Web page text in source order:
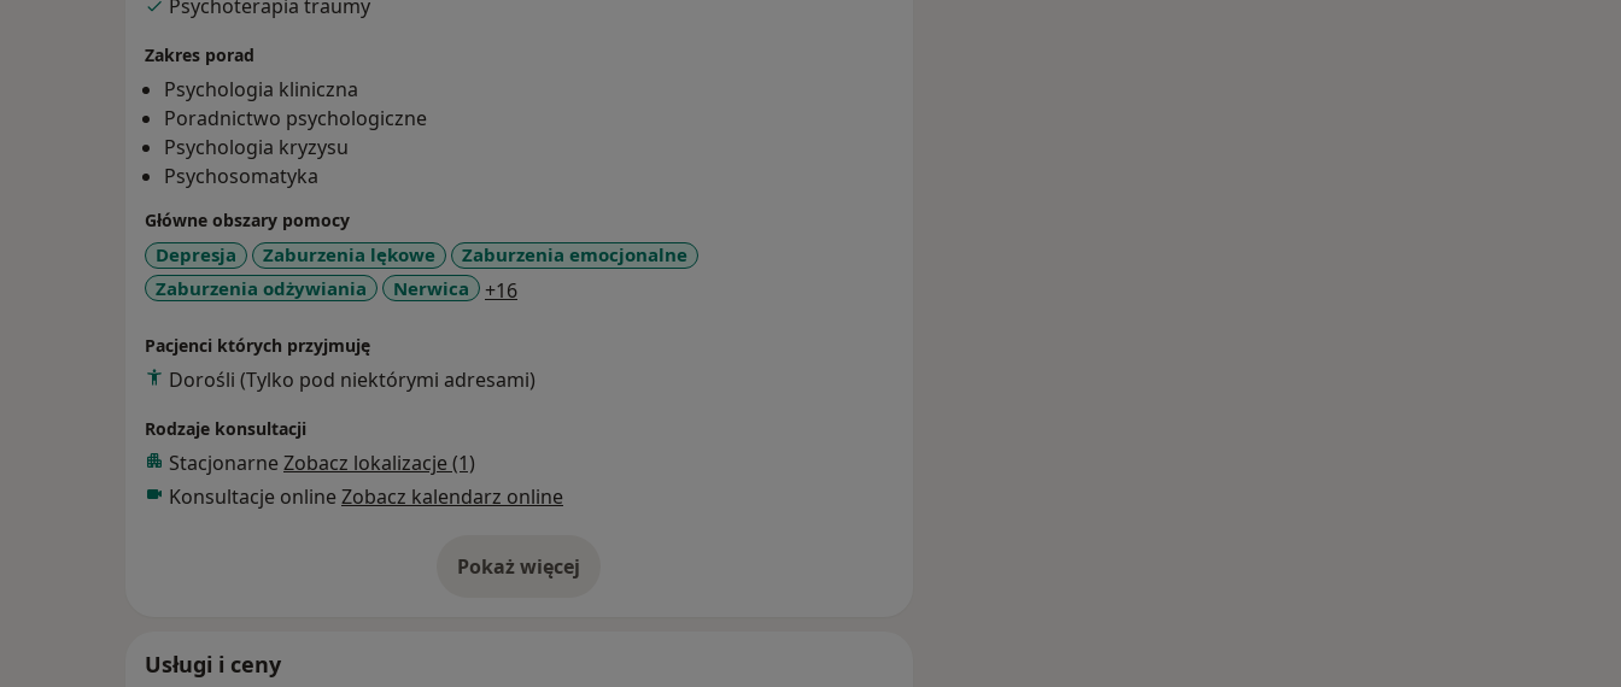
Psychoterapia traumy
Zakres porad
Psychologia kliniczna
Poradnictwo psychologiczne
Psychologia kryzysu
Psychosomatyka
Główne obszary pomocy
Depresja Zaburzenia lękowe
Zaburzenia emocjonalne
Zaburzenia odżywiania
Nerwica +16a11y_sr_more_diseases
Pacjenci których przyjmuję
Dorośli (Tylko pod niektórymi adresami)
Rodzaje konsultacji
Stacjonarne Zobacz lokalizacje (1)
Konsultacje online Zobacz kalendarz online
Pokaż więcejo doświadczeniu
Usługi i ceny